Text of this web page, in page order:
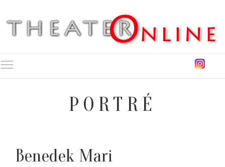
PORTRÉ
Benedek Mari